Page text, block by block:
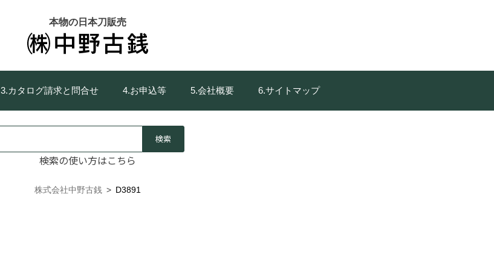
本物の日本刀販売
3.カタログ請求と問合せ 4.お申込等 5.会社概要 6.サイトマップ
検索の使い方はこちら
株式会社中野古銭 > D3891